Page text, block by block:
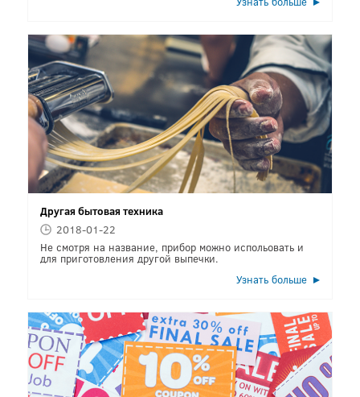
Другая бытовая техника
2018-01-22
Не смотря на название, прибор можно испольовать и
для приготовления другой выпечки.
Узнать больше